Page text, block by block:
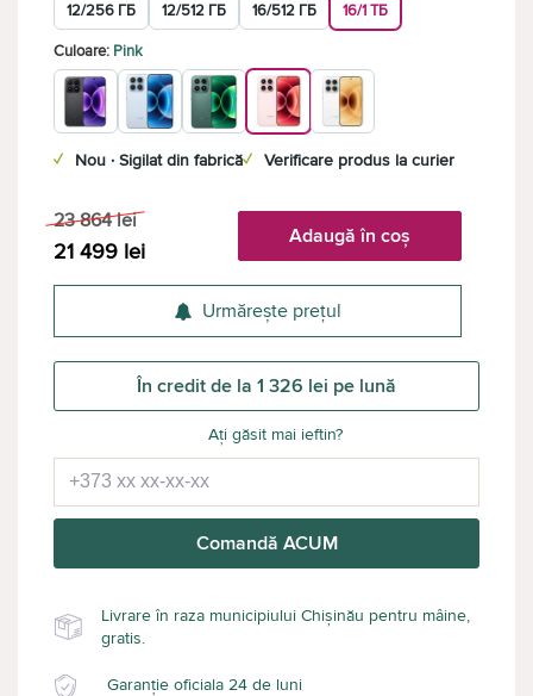
12/256 ГБ
12/512 ГБ 16/512 ГБ 16/1 ТБ
Culoare: Pink
✓ Nou · Sigilat din fabrică✓ Verificare produs la curier
23 864 lei
21 499 lei
Adaugă în coș
Urmărește prețul
În credit de la 1 326 lei pe lună
Ați găsit mai ieftin?
Comandă ACUM
Livrare în raza municipiului Chișinău pentru mâine,
gratis.
Garanție oficiala 24 de luni